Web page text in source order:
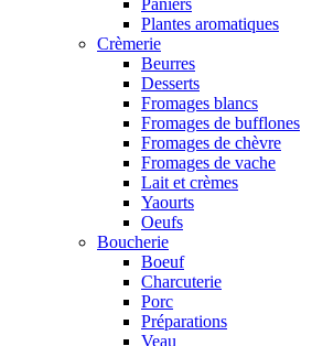
Paniers
Plantes aromatiques
Crèmerie
Beurres
Desserts
Fromages blancs
Fromages de bufflones
Fromages de chèvre
Fromages de vache
Lait et crèmes
Yaourts
Oeufs
Boucherie
Boeuf
Charcuterie
Porc
Préparations
Veau